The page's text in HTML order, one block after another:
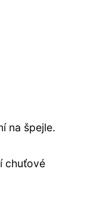
na špejle.
chuťové